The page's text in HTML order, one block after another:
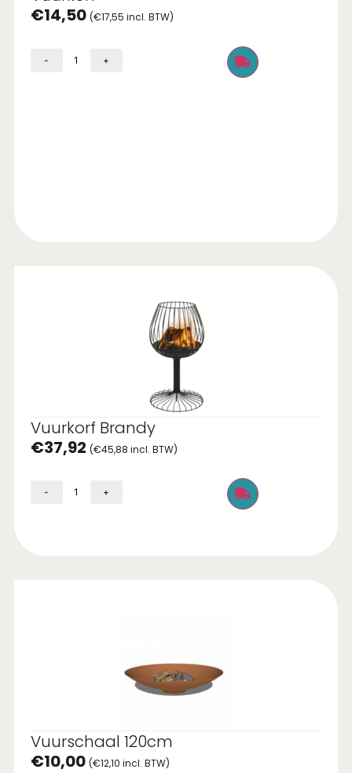
€14,50 (€17,55 incl. BTW)
- +
Vuurkorf Brandy
€37,92 (€45,88 incl. BTW)
- +
Vuurschaal 120cm
€10,00 (€12,10 incl. BTW)